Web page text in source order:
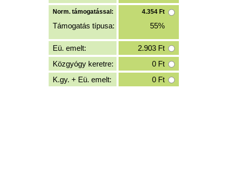
Norm. támogatással: 4.354Ft
Támogatás típusa: 55%
Eü. emelt: 2.903Ft
Közgyógy keretre:
0Ft
K.gy. + Eü. emelt:
0Ft